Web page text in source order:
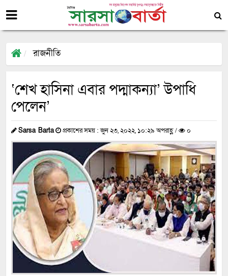
রাজনীতি
‘শেখ হাসিনা এবার পদ্মাকন্যা’ উপাধি
পেলেন’
Sarsa Barta প্রকাশের সময় : জুন ২৩, ২০২২, ১০:২৯ অপরাহ্ণ / ০